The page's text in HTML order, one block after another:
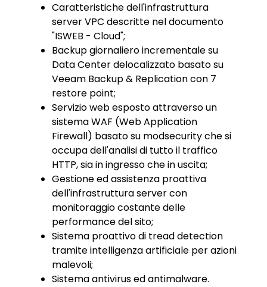
Caratteristiche dell'infrastruttura
server VPC descritte nel documento
"ISWEB - Cloud";
Backup giornaliero incrementale su
Data Center delocalizzato basato su
Veeam Backup & Replication con 7
restore point;
Servizio web esposto attraverso un
sistema WAF (Web Application
Firewall) basato su modsecurity che si
occupa dell'analisi di tutto il traffico
HTTP, sia in ingresso che in uscita;
Gestione ed assistenza proattiva
dell'infrastruttura server con
monitoraggio costante delle
performance del sito;
Sistema proattivo di tread detection
tramite intelligenza artificiale per azioni
malevoli;
Sistema antivirus ed antimalware.